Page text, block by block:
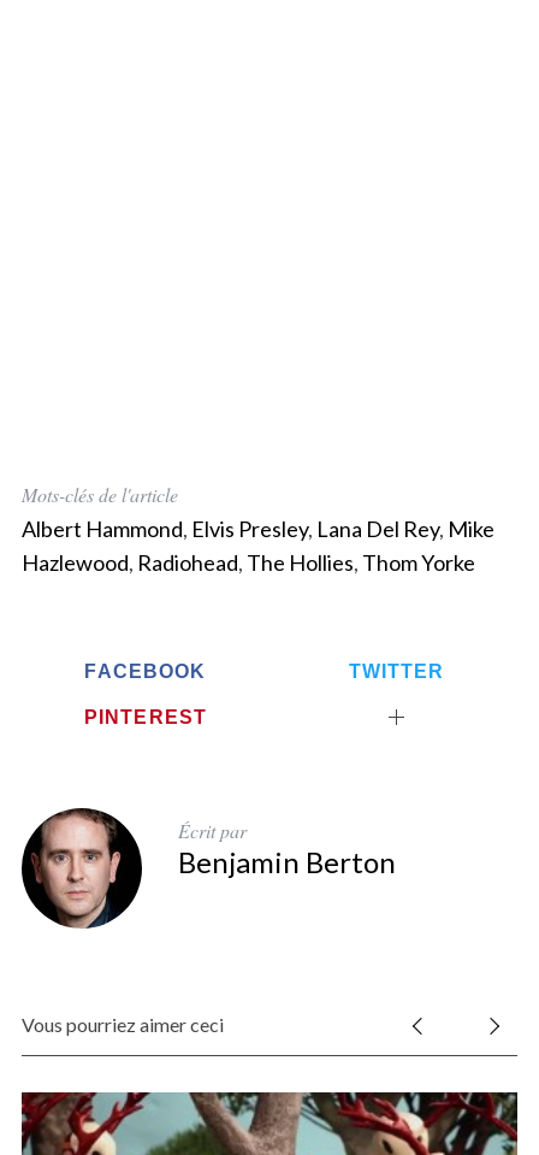
Mots-clés de l'article
Albert Hammond, Elvis Presley, Lana Del Rey, Mike
Hazlewood, Radiohead, The Hollies, Thom Yorke
FACEBOOK TWITTER
PINTEREST
Écrit par
Benjamin Berton
Vous pourriez aimer ceci